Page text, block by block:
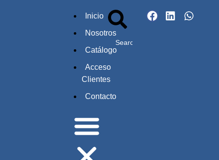
Inicio
Nosotros
Catálogo
Acceso
Clientes
Contacto